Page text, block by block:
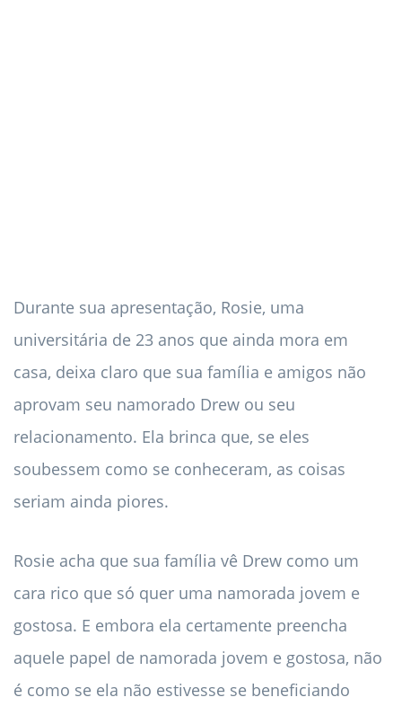
Durante sua apresentação, Rosie, uma
universitária de 23 anos que ainda mora em
casa, deixa claro que sua família e amigos não
aprovam seu namorado Drew ou seu
relacionamento. Ela brinca que, se eles
soubessem como se conheceram, as coisas
seriam ainda piores.
Rosie acha que sua família vê Drew como um
cara rico que só quer uma namorada jovem e
gostosa. E embora ela certamente preencha
aquele papel de namorada jovem e gostosa, não
é como se ela não estivesse se beneficiando